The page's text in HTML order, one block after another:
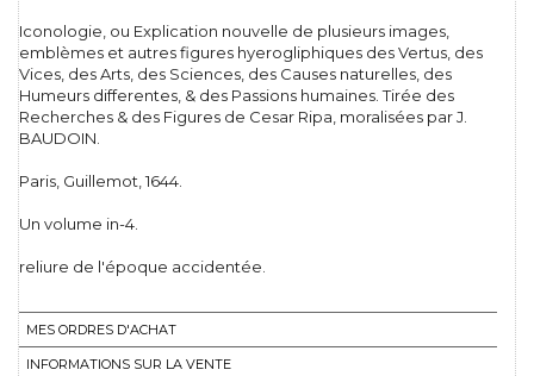
Iconologie, ou Explication nouvelle de plusieurs images,
emblèmes et autres figures hyerogliphiques des Vertus, des
Vices, des Arts, des Sciences, des Causes naturelles, des
Humeurs differentes, & des Passions humaines. Tirée des
Recherches & des Figures de Cesar Ripa, moralisées par J.
BAUDOIN.
Paris, Guillemot, 1644.
Un volume in-4.
reliure de l'époque accidentée.
MES ORDRES D'ACHAT
INFORMATIONS SUR LA VENTE